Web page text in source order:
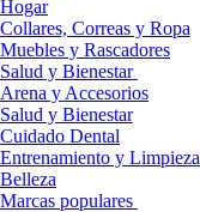
Hogar
Collares, Correas y Ropa
Muebles y Rascadores
Salud y Bienestar
Arena y Accesorios
Salud y Bienestar
Cuidado Dental
Entrenamiento y Limpieza
Belleza
Marcas populares